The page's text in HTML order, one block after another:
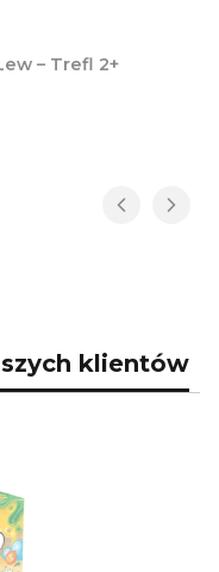
– Trefl 2+
klientów